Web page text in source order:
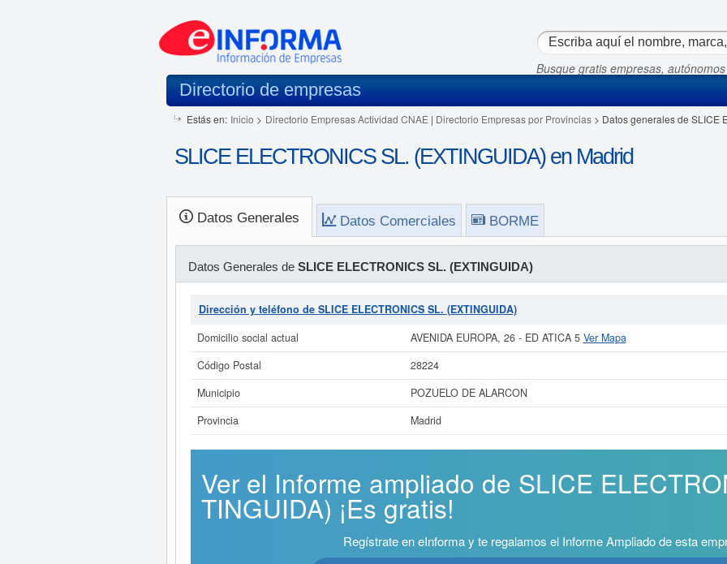
Busque gratis empresas,
Directorio de empresas
Estás en: Inicio > Directorio Empresas Actividad CNAE | Directorio Empresas por Provincias> Datos generales de SLICE
SLICE ELECTRONICS SL. (EXTINGUIDA) en Madrid
Datos Generales Datos Comerciales BORME
Datos Generales de SLICE ELECTRONICS SL. (EXTINGUIDA)
Dirección y teléfono de SLICE ELECTRONICS SL. (EXTINGUIDA)
Domicilio social actual
AVENIDA EUROPA, 26 - ED ATICA 5 Ver Mapa
Código Postal
28224
Municipio
POZUELO DE ALARCON
Provincia
Madrid
Ver el Informe ampliado de SLICE
TINGUIDA) ¡Es gratis!
Regístrate en eInforma y te regalamos el Informe Ampliado de esta